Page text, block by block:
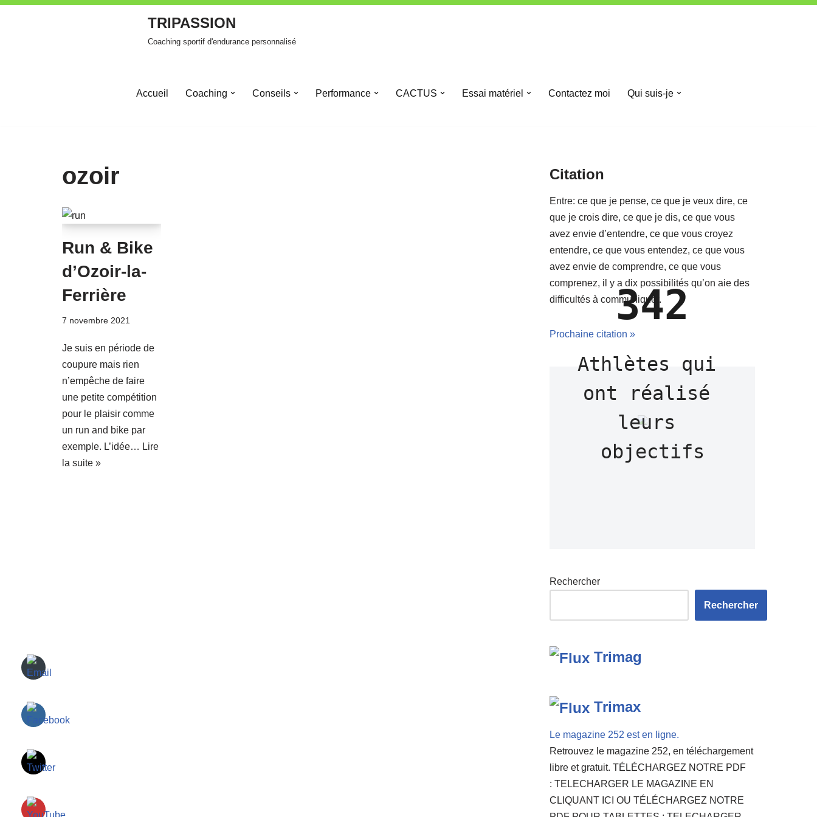
TRIPASSION
Coaching sportif d'endurance personnalisé
Accueil Coaching Conseils Performance CACTUS Essai matériel Contactez moi Qui suis-je
ozoir
Run & Bike
d’Ozoir-la-
Ferrière
7 novembre 2021
Je suis en période de
coupure mais rien
n’empêche de faire
une petite compétition
pour le plaisir comme
un run and bike par
exemple. L’idée… Lire
la suite »
Citation
Entre: ce que je pense, ce que je veux dire, ce
que je crois dire, ce que je dis, ce que vous
avez envie d’entendre, ce que vous croyez
entendre, ce que vous entendez, ce que vous
avez envie de comprendre, ce que vous
comprenez, il y a dix possibilités qu’on aie des
difficultés à communiquer.
Prochaine citation »
342
Athlètes qui
ont réalisé
leurs
objectifs
Rechercher
Rechercher
Trimag
Trimax
Le magazine 252 est en ligne.
Retrouvez le magazine 252, en téléchargement
libre et gratuit. TÉLÉCHARGEZ NOTRE PDF
: TELECHARGER LE MAGAZINE EN
CLIQUANT ICI OU TÉLÉCHARGEZ NOTRE